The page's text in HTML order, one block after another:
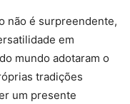
não é surpreendente,
em
mundo adotaram o
tradições
um presente